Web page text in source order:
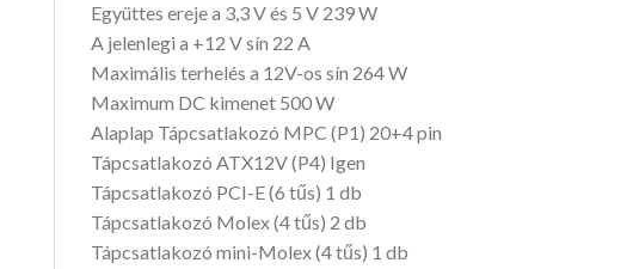
Együttes ereje a 3,3 V és 5 V 239 W
A jelenlegi a +12 V sín 22 A
Maximális terhelés a 12V-os sín 264 W
Maximum DC kimenet 500 W
Alaplap Tápcsatlakozó MPC (P1) 20+4 pin
Tápcsatlakozó ATX12V (P4) Igen
Tápcsatlakozó PCI-E (6 tűs) 1 db
Tápcsatlakozó Molex (4 tűs) 2 db
Tápcsatlakozó mini-Molex (4 tűs) 1 db